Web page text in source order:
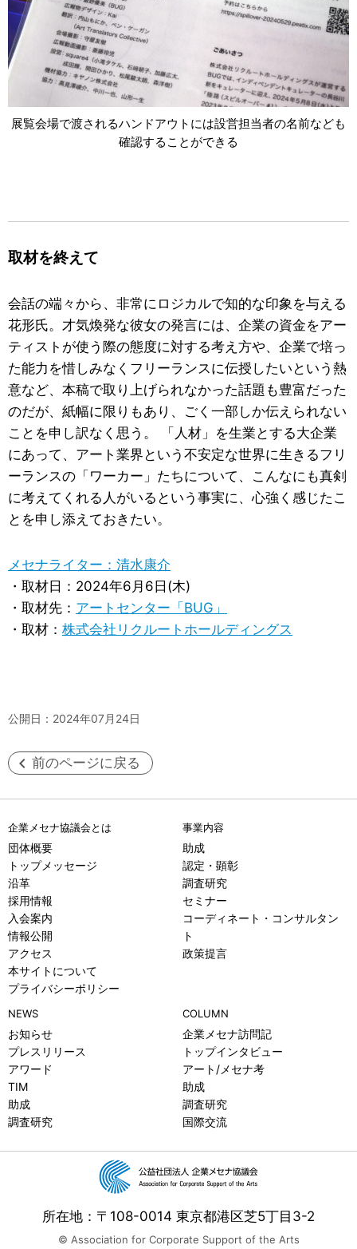
展覧会場で渡されるハンドアウトには設営担当者の名前なども
確認することができる
取材を終えて
会話の端々から、非常にロジカルで知的な印象を与える
花形氏。才気煥発な彼女の発言には、企業の資金をアー
ティストが使う際の態度に対する考え方や、企業で培っ
た能力を惜しみなくフリーランスに伝授したいという熱
意など、本稿で取り上げられなかった話題も豊富だった
のだが、紙幅に限りもあり、ごく一部しか伝えられない
ことを申し訳なく思う。 「人材」を生業とする大企業
にあって、アート業界という不安定な世界に生きるフリ
ーランスの「ワーカー」たちについて、こんなにも真剣
に考えてくれる人がいるという事実に、心強く感じたこ
とを申し添えておきたい。
メセナライター：清水康介
・取材日：2024年6月6日(木)
・取材先： アートセンター「BUG」
・取材： 株式会社リクルートホールディングス
公開日：2024年07月24日
前のページに戻る
企業メセナ協議会とは
団体概要
トップメッセージ
沿革
採用情報
入会案内
情報公開
アクセス
本サイトについて
プライバシーポリシー
事業内容
助成
認定・顕彰
調査研究
セミナー
コーディネート・コンサルタン
ト
政策提言
NEWS
お知らせ
プレスリリース
アワード
TIM
助成
調査研究
COLUMN
企業メセナ訪問記
トップインタビュー
アート/メセナ考
助成
調査研究
国際交流
所在地：〒108-0014 東京都港区芝5丁目3-2
© Association for Corporate Support of the Arts